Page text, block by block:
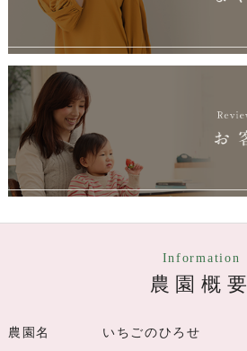
Information
農園概要
農園名 いちごのひろせ